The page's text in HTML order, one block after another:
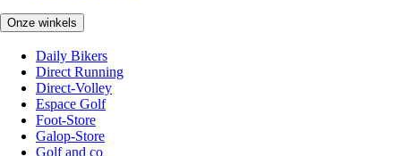
Onze winkels
Daily Bikers
Direct Running
Direct-Volley
Espace Golf
Foot-Store
Galop-Store
Golf and co